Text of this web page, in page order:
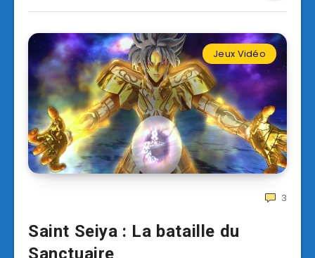
Jeux Vidéo
3
Saint Seiya : La bataille du